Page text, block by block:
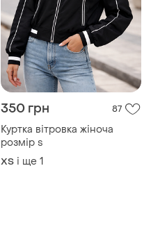
350 грн 87
Куртка вітровка жіноча
розмір s
ХS і ще 1